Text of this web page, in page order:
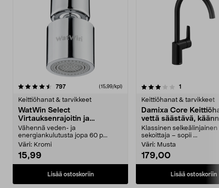
797arvostelut (15,99/kpl)
Keittiöhanat & tarvikkeet
WatWin Select
Virtauksenrajoitin ja
pallonivel, keittiöhanaan
Vähennä veden- ja
energiankulutusta jopa 60 p...
Väri: Kromi
15,99
Lisää ostoskoriin
3.0 viidestä
1
Keittiöhanat & tarvikkeet
Damixa Core
vettä säästävä,
juoksuputki
Klassinen selkeälinjainen
sekoittaja – sopii ...
Väri: Musta
179,00
Lisää ostoskoriin
4.0 viidestä